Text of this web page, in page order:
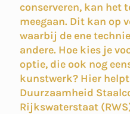
conserveren, kan het
meegaan. Dit kan op
waarbij de ene
andere. Hoe kies je
optie, die ook nog
kunstwerk? Hier
Duurzaamheid
Rijkswaterstaat